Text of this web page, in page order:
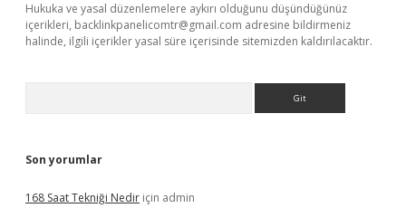
Hukuka ve yasal düzenlemelere aykırı olduğunu düşündüğünüz
içerikleri, backlinkpanelicomtr@gmail.com adresine bildirmeniz
halinde, ilgili içerikler yasal süre içerisinde sitemizden kaldırılacaktır.
Son yorumlar
168 Saat Tekniği Nedir için admin